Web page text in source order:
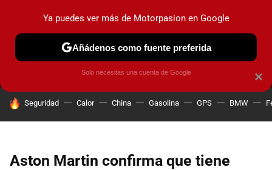
MENÚ NUEVO
COCHES ELÉCTRICOS OBSERVATORIO
HOY SE HABLA DE
Seguridad Calor China Gasolina GPS BMW
Aston Martin confirma que tiene
×
Ya puedes ver más de Motorpasion en Google
Añádenos como fuente preferida
Solo necesitas una cuenta de Google